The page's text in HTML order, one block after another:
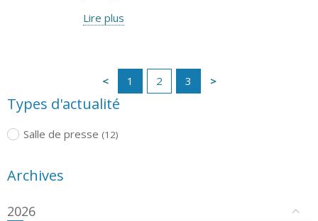
Lire plus
1 2 3
Types d'actualité
Salle de presse (12)
Archives
2026